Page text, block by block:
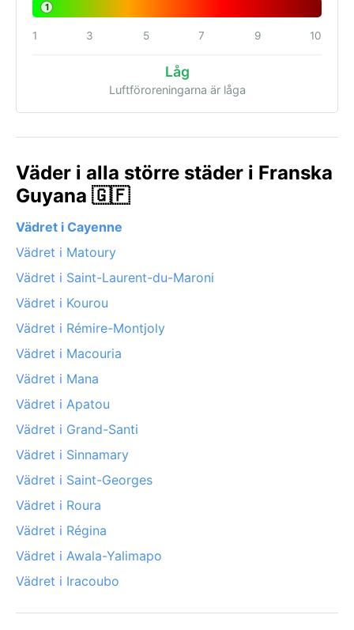
1
1 3 5 7 9 10
Låg
Luftföroreningarna är låga
Väder i alla större städer i Franska
Guyana 🇬🇫
Vädret i Cayenne
Vädret i Matoury
Vädret i Saint-Laurent-du-Maroni
Vädret i Kourou
Vädret i Rémire-Montjoly
Vädret i Macouria
Vädret i Mana
Vädret i Apatou
Vädret i Grand-Santi
Vädret i Sinnamary
Vädret i Saint-Georges
Vädret i Roura
Vädret i Régina
Vädret i Awala-Yalimapo
Vädret i Iracoubo